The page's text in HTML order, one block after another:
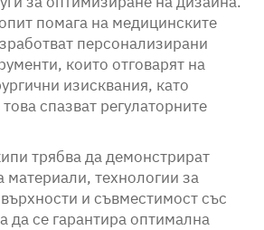
помага на медицинските
персонализирани
които отговарят на
изисквания, като
спазват регулаторните
трябва да демонстрират
материали, технологии за
и съвместимост със
да се гарантира оптимална